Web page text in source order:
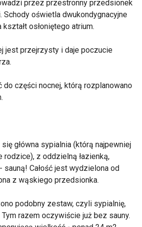
przez przestronny przedsionek
Schody oświetla dwukondygnacyjne
osłoniętego atrium.
jest przejrzysty i daje poczucie
do części nocnej, którą rozplanowano
główna sypialnia (którą najpewniej
rodzice), z oddzielną łazienką,
sauną! Całość jest wydzielona od
z wąskiego przedsionka.
podobny zestaw, czyli sypialnię,
Tym razem oczywiście już bez sauny.